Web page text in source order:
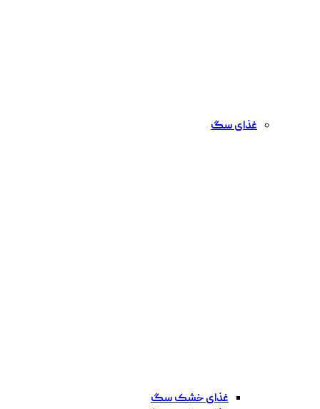
غذای سگ
غذای خشک سگ